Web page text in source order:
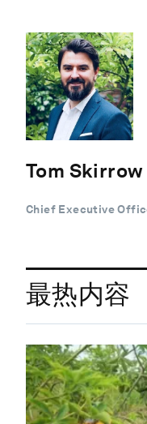
Tom Skirrow
Chief Executive
最热内容